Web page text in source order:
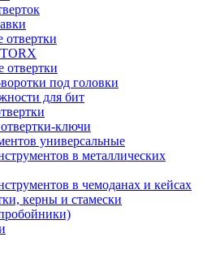
отвертки
под головки
для бит
ключи
универсальные
в металлических
в чемоданах и кейсах
керны и стамески